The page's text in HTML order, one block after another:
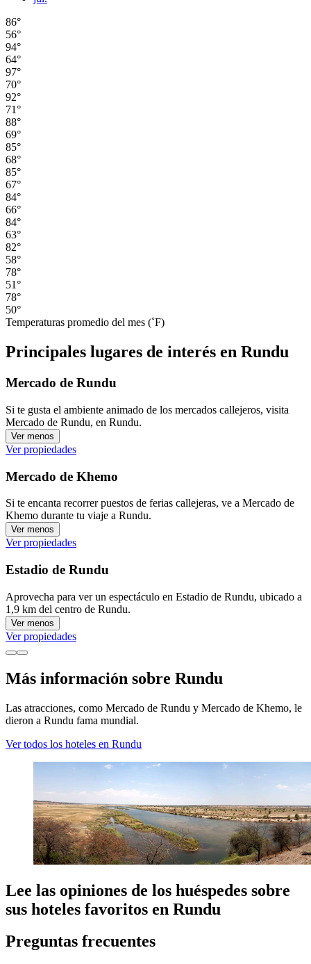
86°
56°
94°
64°
97°
70°
92°
71°
88°
69°
85°
68°
85°
67°
84°
66°
84°
63°
82°
58°
78°
51°
78°
50°
Temperaturas promedio del mes (˚F)
Principales lugares de interés en Rundu
Mercado de Rundu
Si te gusta el ambiente animado de los mercados callejeros, visita
Mercado de Rundu, en Rundu.
Ver menos
Ver propiedades
Mercado de Khemo
Si te encanta recorrer puestos de ferias callejeras, ve a Mercado de
Khemo durante tu viaje a Rundu.
Ver menos
Ver propiedades
Estadio de Rundu
Aprovecha para ver un espectáculo en Estadio de Rundu, ubicado a
1,9 km del centro de Rundu.
Ver menos
Ver propiedades
Más información sobre Rundu
Las atracciones, como Mercado de Rundu y Mercado de Khemo, le
dieron a Rundu fama mundial.
Ver todos los hoteles en Rundu
Lee las opiniones de los huéspedes sobre
sus hoteles favoritos en Rundu
Preguntas frecuentes